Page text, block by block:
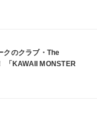
クのクラブ・The
「KAWAII MONSTER